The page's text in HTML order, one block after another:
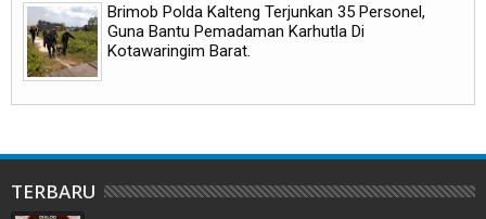
Brimob Polda Kalteng Terjunkan 35 Personel,
Guna Bantu Pemadaman Karhutla Di
Kotawaringim Barat.
TERBARU